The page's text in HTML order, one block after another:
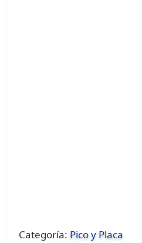
Categoría: Pico y Placa